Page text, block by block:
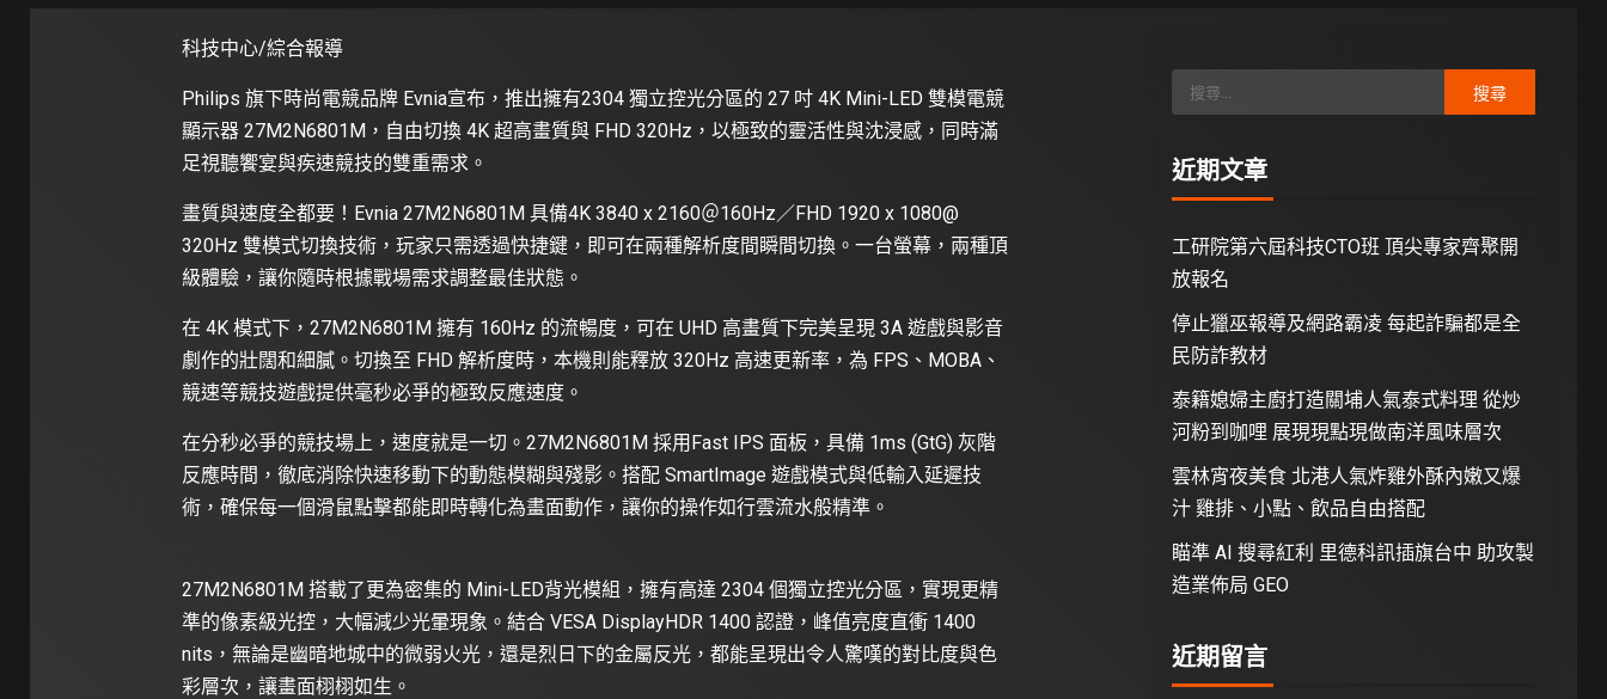
科技中心/綜合報導
Philips 旗下時尚電競品牌 Evnia宣布，推出擁有2304 獨立控光分區的 27 吋 4K Mini-LED 雙模電競
顯示器 27M2N6801M，自由切換 4K 超高畫質與 FHD 320Hz，以極致的靈活性與沈浸感，同時滿
足視聽饗宴與疾速競技的雙重需求。
畫質與速度全都要！Evnia 27M2N6801M 具備4K 3840 x 2160＠160Hz／FHD 1920 x 1080@
320Hz 雙模式切換技術，玩家只需透過快捷鍵，即可在兩種解析度間瞬間切換。一台螢幕，兩種頂
級體驗，讓你隨時根據戰場需求調整最佳狀態。
在 4K 模式下，27M2N6801M 擁有 160Hz 的流暢度，可在 UHD 高畫質下完美呈現 3A 遊戲與影音
劇作的壯闊和細膩。切換至 FHD 解析度時，本機則能釋放 320Hz 高速更新率，為 FPS、MOBA、
競速等競技遊戲提供毫秒必爭的極致反應速度。
在分秒必爭的競技場上，速度就是一切。27M2N6801M 採用Fast IPS 面板，具備 1ms (GtG) 灰階
反應時間，徹底消除快速移動下的動態模糊與殘影。搭配 SmartImage 遊戲模式與低輸入延遲技
術，確保每一個滑鼠點擊都能即時轉化為畫面動作，讓你的操作如行雲流水般精準。
27M2N6801M 搭載了更為密集的 Mini-LED背光模組，擁有高達 2304 個獨立控光分區，實現更精
準的像素級光控，大幅減少光暈現象。結合 VESA DisplayHDR 1400 認證，峰值亮度直衝 1400
nits，無論是幽暗地城中的微弱火光，還是烈日下的金屬反光，都能呈現出令人驚嘆的對比度與色
彩層次，讓畫面栩栩如生。
近期文章
工研院第六屆科技CTO班 頂尖專家齊聚開
放報名
停止獵巫報導及網路霸凌 每起詐騙都是全
民防詐教材
泰籍媳婦主廚打造關埔人氣泰式料理 從炒
河粉到咖哩 展現現點現做南洋風味層次
雲林宵夜美食 北港人氣炸雞外酥內嫩又爆
汁 雞排、小點、飲品自由搭配
瞄準 AI 搜尋紅利 里德科訊插旗台中 助攻製
造業佈局 GEO
近期留言